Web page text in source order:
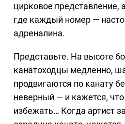
цирковое представление,
где каждый номер —
адреналина.
Представьте. На высоте
канатоходцы медленно,
продвигаются по канату
неверный — и кажется,
избежать… Когда артист